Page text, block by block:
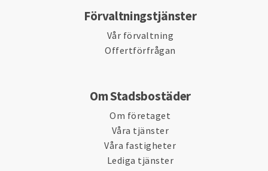
Förvaltningstjänster
Vår förvaltning
Offertförfrågan
Om Stadsbostäder
Om företaget
Våra tjänster
Våra fastigheter
Lediga tjänster